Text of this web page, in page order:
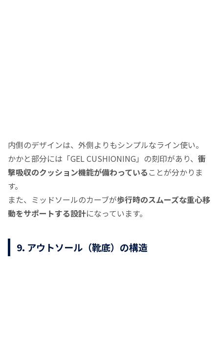
内側のデザインは、外側よりもシンプルなライン使い。
かかと部分には「GEL CUSHIONING」の刻印があり、 衝
撃吸収のクッション機能が備わっている ことが分かりま
す。
また、ミッドソールのカーブが歩行時のスムーズな重心移
動をサポートする設計になっています。
9. アウトソール（靴底）の構造